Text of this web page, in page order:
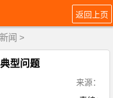
返回上页
新闻 >
型问题
来源：